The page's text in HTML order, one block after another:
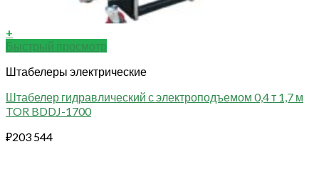
+
Быстрый просмотр
Штабелеры электрические
Штабелер гидравлический с электроподъемом 0,4 т 1,7 м
TOR BDDJ-1700
₽203 544